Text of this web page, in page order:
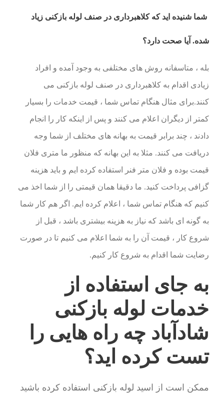
شما شنیده اید که کلاهبرداری در صنف لوله بازکنی زیاد
شده. آیا صحت دارد؟
بله ، متاسفانه روش های مختلفی به وجود آمده و افراد
زیادی اقدام به کلاهبرداری در صنف لوله بازکنی می
کنند.برای مثال هنگام تماس شما ، قیمت خدمات را بسیار
کمتر از دیگران اعلام می کنند و پس از اینکه کار را انجام
دادند ، چند برابر قیمت به بهانه های مختلف از شما وجه
دریافت می کنند. مثلا به این بهانه که منظور ما متری فلان
قیمت بوده و فلان متر فنر استفاده کرده ایم و باید هزینه
گزافی پرداخت کنید. ما دقیقا همان قیمتی را از شما اخذ می
کنیم که هنگام تماس شما ، اعلام کرده ایم. اگر هم کار شما
به گونه ای باشد که نیاز به هزینه بیشتری باشد ، قبل از
شروع کار ، قیمت آن را به شما اعلام می کنیم تا در صورت
رضایت شما اقدام به شروع کار کنیم.
به جای استفاده از
خدمات لوله بازکنی
شادآباد چه راه هایی را
تست کرده اید؟
ممکن است از اسید لوله بازکنی استفاده کرده باشید